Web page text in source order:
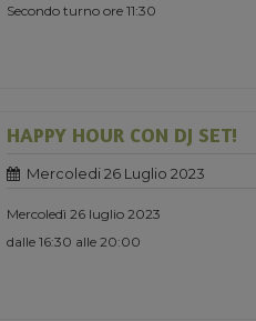
Secondo turno ore 11:30
HAPPY HOUR CON DJ SET!
Mercoledi 26 Luglio 2023
Mercoledì 26 luglio 2023
dalle 16:30 alle 20:00